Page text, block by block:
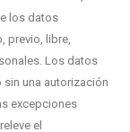
los datos
previo, libre,
Los datos
una autorización
excepciones
el